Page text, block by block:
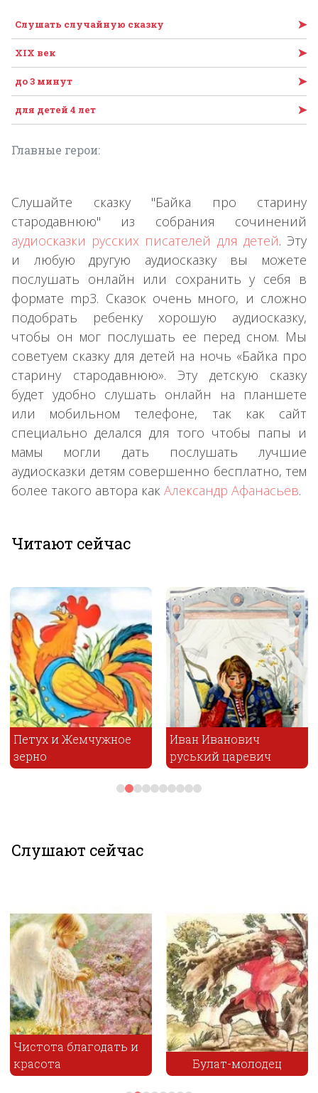
Слушать случайную сказку ➤
XIX век ➤
до 3 минут ➤
для детей 4 лет ➤
Главные герои:
Слушайте сказку "Байка про старину
стародавнюю" из собрания сочинений
аудиосказки русских писателей для детей. Эту
и любую другую аудиосказку вы можете
послушать онлайн или сохранить у себя в
формате mp3. Сказок очень много, и сложно
подобрать ребенку хорошую аудиосказку,
чтобы он мог послушать ее перед сном. Мы
советуем сказку для детей на ночь «Байка про
старину стародавнюю». Эту детскую сказку
будет удобно слушать онлайн на планшете
или мобильном телефоне, так как сайт
специально делался для того чтобы папы и
мамы могли дать послушать лучшие
аудиосказки детям совершенно бесплатно, тем
более такого автора как Александр Афанасьев.
Читают сейчас
Петух и Жемчужное
зерно
Иван Иванович
руський царевич
Слушают сейчас
Чистота благодать и
красота
Булат-молодец